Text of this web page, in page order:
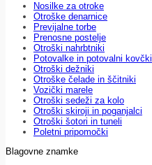
Nosilke za otroke
Otroške denarnice
Previjalne torbe
Prenosne postelje
Otroški nahrbtniki
Potovalke in potovalni kovčki
Otroški dežniki
Otroške čelade in ščitniki
Vozički marele
Otroški sedeži za kolo
Otroški skiroji in poganjalci
Otroški šotori in tuneli
Poletni pripomočki
Blagovne znamke